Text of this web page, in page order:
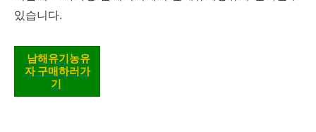
있습니다.
남해유기농유
자 구매하러가
기